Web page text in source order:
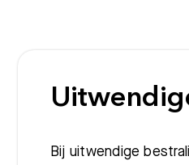
Bij uitwendige